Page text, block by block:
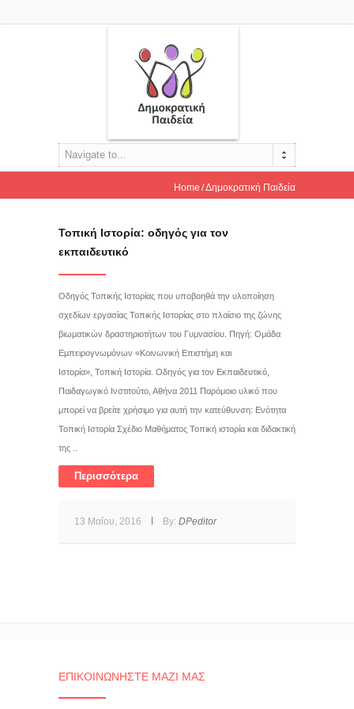
Navigate to...
Home Δημοκρατική Παιδεία
Τοπική Ιστορία: οδηγός για τον
εκπαιδευτικό
Οδηγός Τοπικής Ιστορίας που υποβοηθά την υλοποίηση
σχεδίων εργασίας Τοπικής Ιστορίας στο πλαίσιο της ζώνης
βιωματικών δραστηριοτήτων του Γυμνασίου. Πηγή: Ομάδα
Εμπειρογνωμόνων «Κοινωνική Επιστήμη και
Ιστορία», Τοπική Ιστορία. Οδηγός για τον Εκπαιδευτικό,
Παιδαγωγικό Ινστιτούτο, Αθήνα 2011 Παρόμοιο υλικό που
μπορεί να βρείτε χρήσιμο για αυτή την κατεύθυνση: Ενότητα
Τοπική Ιστορία Σχέδιο Μαθήματος Τοπική ιστορία και διδακτική
της ..
Περισσότερα
13 Μαΐου, 2016 By: DPeditor
ΕΠΙΚΟΙΝΩΝΉΣΤΕ ΜΑΖΊ ΜΑΣ